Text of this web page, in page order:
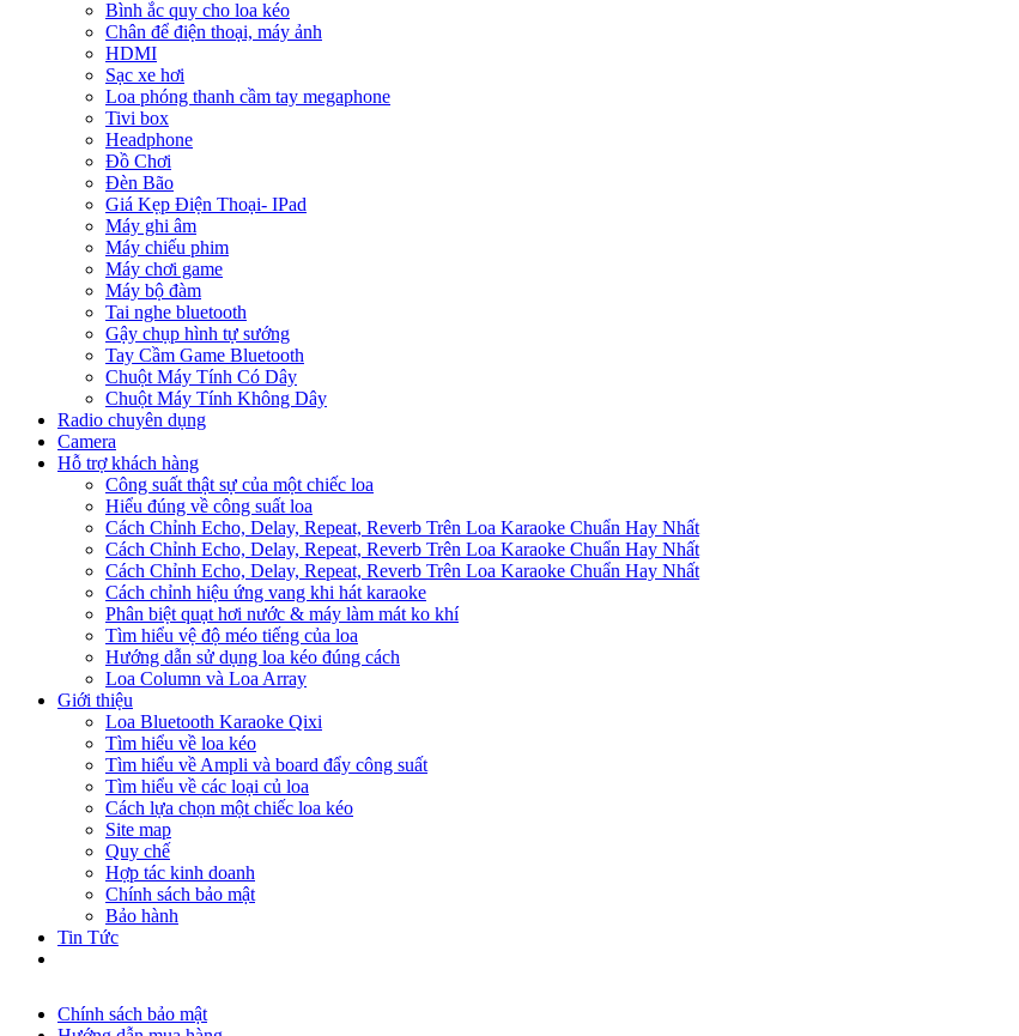
Bình ắc quy cho loa kéo
Chân để điện thoại, máy ảnh
HDMI
Sạc xe hơi
Loa phóng thanh cầm tay megaphone
Tivi box
Headphone
Đồ Chơi
Đèn Bão
Giá Kẹp Điện Thoại- IPad
Máy ghi âm
Máy chiếu phim
Máy chơi game
Máy bộ đàm
Tai nghe bluetooth
Gậy chụp hình tự sướng
Tay Cầm Game Bluetooth
Chuột Máy Tính Có Dây
Chuột Máy Tính Không Dây
Radio chuyên dụng
Camera
Hỗ trợ khách hàng
Công suất thật sự của một chiếc loa
Hiểu đúng về công suất loa
Cách Chỉnh Echo, Delay, Repeat, Reverb Trên Loa Karaoke Chuẩn Hay Nhất
Cách Chỉnh Echo, Delay, Repeat, Reverb Trên Loa Karaoke Chuẩn Hay Nhất
Cách Chỉnh Echo, Delay, Repeat, Reverb Trên Loa Karaoke Chuẩn Hay Nhất
Cách chỉnh hiệu ứng vang khi hát karaoke
Phân biệt quạt hơi nước & máy làm mát ko khí
Tìm hiểu vệ độ méo tiếng của loa
Hướng dẫn sử dụng loa kéo đúng cách
Loa Column và Loa Array
Giới thiệu
Loa Bluetooth Karaoke Qixi
Tìm hiểu về loa kéo
Tìm hiểu về Ampli và board đẩy công suất
Tìm hiểu về các loại củ loa
Cách lựa chọn một chiếc loa kéo
Site map
Quy chế
Hợp tác kinh doanh
Chính sách bảo mật
Bảo hành
Tin Tức
Chính sách bảo mật